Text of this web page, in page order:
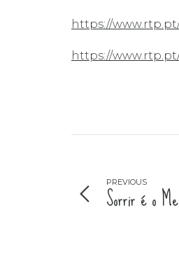
https://
https://www.rtp.pt/
PREVIOUS
Sorrir é o